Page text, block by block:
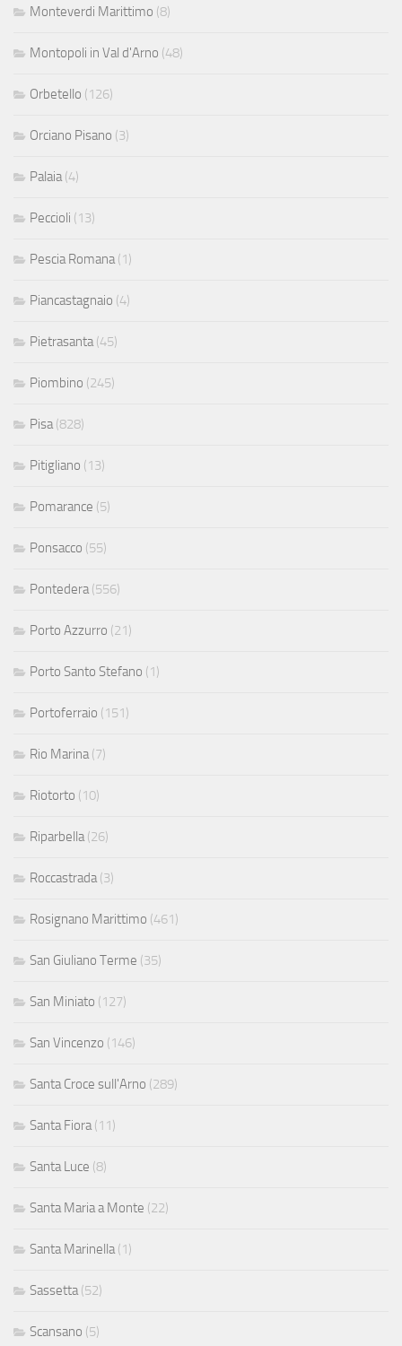
Monteverdi Marittimo (8)
Montopoli in Val d'Arno (48)
Orbetello (126)
Orciano Pisano (3)
Palaia (4)
Peccioli (13)
Pescia Romana (1)
Piancastagnaio (4)
Pietrasanta (45)
Piombino (245)
Pisa (828)
Pitigliano (13)
Pomarance (5)
Ponsacco (55)
Pontedera (556)
Porto Azzurro (21)
Porto Santo Stefano (1)
Portoferraio (151)
Rio Marina (7)
Riotorto (10)
Riparbella (26)
Roccastrada (3)
Rosignano Marittimo (461)
San Giuliano Terme (35)
San Miniato (127)
San Vincenzo (146)
Santa Croce sull'Arno (289)
Santa Fiora (11)
Santa Luce (8)
Santa Maria a Monte (22)
Santa Marinella (1)
Sassetta (52)
Scansano (5)